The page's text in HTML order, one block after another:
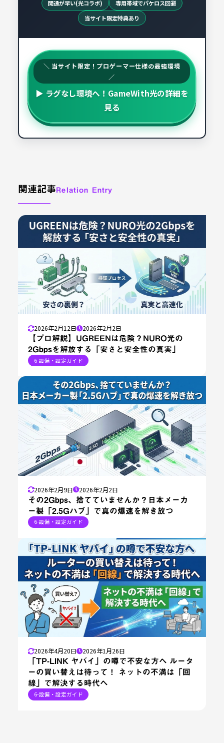
開通が早い(光コラボ)
専用帯域でパケロス回避
当サイト限定特典あり
＼ 当サイト限定！プロゲーマー仕様の最強環境
／
▶ ラグなし環境へ！GameWith光の詳細を
見る
関連記事Relation Entry
2026年2月12日 2026年2月2日
【プロ解説】UGREENは危険？NURO光の
2Gbpsを解放する「安さと安全性の真実」
6-設備・設定ガイド
2026年2月9日 2026年2月2日
その2Gbps、捨てていませんか？日本メーカ
ー製「2.5Gハブ」で真の爆速を解き放つ
6-設備・設定ガイド
2026年4月20日 2026年1月26日
「TP-LINK ヤバイ」の噂で不安な方へ ルータ
ーの買い替えは待って！ ネットの不満は「回
線」で解決する時代へ
6-設備・設定ガイド